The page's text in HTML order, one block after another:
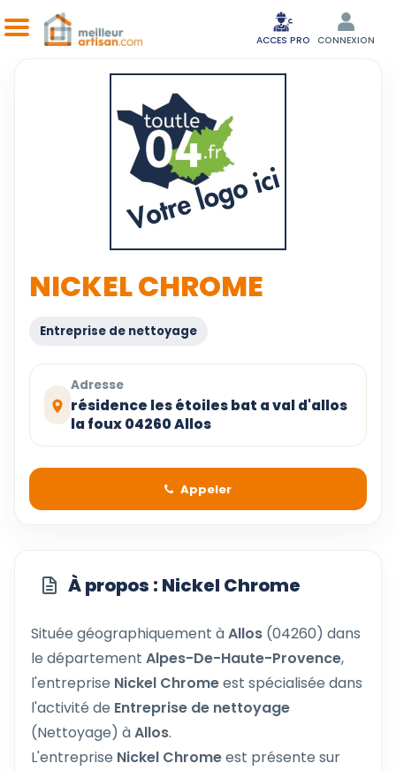
ACCES PRO CONNEXION
NICKEL CHROME
Entreprise de nettoyage
Adresse
résidence les étoiles bat a val d'allos
la foux 04260 Allos
Appeler
À propos : Nickel Chrome
Située géographiquement àAllos (04260) dans
le département Alpes-De-Haute-Provence,
l'entreprise Nickel Chromeest spécialisée dans
l'activité de Entreprise de nettoyage
(Nettoyage) àAllos.
L'entreprise Nickel Chromeest présente sur